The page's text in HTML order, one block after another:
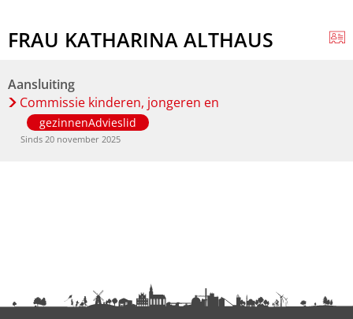
FRAU KATHARINA ALTHAUS
Aansluiting
Commissie kinderen, jongeren en
gezinnenAdvieslid
Sinds 20 november 2025